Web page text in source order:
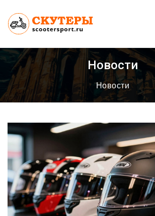
Новости
Новости